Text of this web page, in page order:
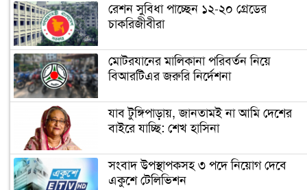
ফিটনেসে সাকিবের সফলতার রহস্য ফাঁস
অবশেষে ক্ষমা প্রার্থনা করলেন সাকিব
রেশন সুবিধা পাচ্ছেন ১২-২০ গ্রেডের
চাকরিজীবীরা
মোটরযানের মালিকানা পরিবর্তন নিয়ে
বিআরটিএর জরুরি নির্দেশনা
যাব টুঙ্গিপাড়ায়, জানতামই না আমি দেশের
বাইরে যাচ্ছি: শেখ হাসিনা
সংবাদ উপস্থাপকসহ ৩ পদে নিয়োগ দেবে
একুশে টেলিভিশন